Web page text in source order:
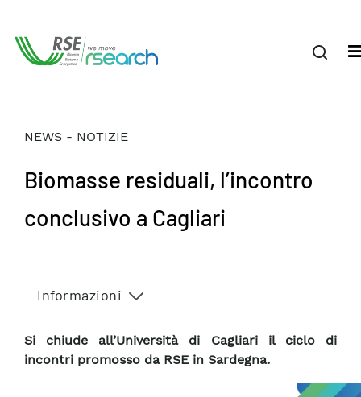
NEWS - NOTIZIE
Biomasse residuali, l’incontro
conclusivo a Cagliari
Informazioni
Si chiude all’Università di Cagliari il ciclo di
incontri promosso da RSE in Sardegna.